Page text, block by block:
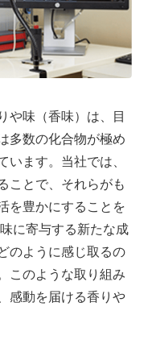
や味（香味）は、目
多数の化合物が極め
います。当社では、
ことで、それらがも
を豊かにすることを
に寄与する新たな成
のように感じ取るの
このような取り組み
感動を届ける香りや